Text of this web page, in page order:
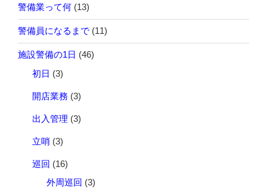
警備業って何 (13)
警備員になるまで (11)
施設警備の1日 (46)
初日 (3)
開店業務 (3)
出入管理 (3)
立哨 (3)
巡回 (16)
外周巡回 (3)